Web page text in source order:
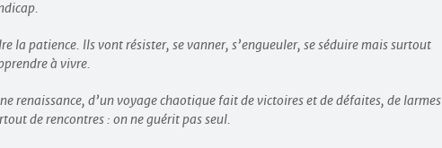
la patience. Ils vont résister, se vanner, s’engueuler, se séduire mais surtout
à vivre.
renaissance, d’un voyage chaotique fait de victoires et de défaites, de larmes
de rencontres : on ne guérit pas seul.